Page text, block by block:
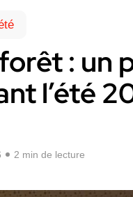
: un
l’été
2 min de lecture